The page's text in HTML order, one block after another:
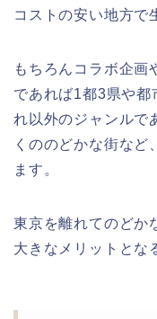
コストの安い地方で
もちろんコラボ企画
であれば1都3県や都
れ以外のジャンルで
くののどかな街など
ます。
東京を離れてのどか
大きなメリットとな